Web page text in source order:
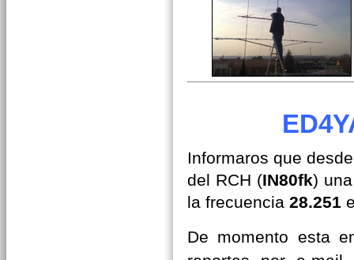
Informaros que
del RCH (IN80fk)
la frecuencia 28.251
De momento esta